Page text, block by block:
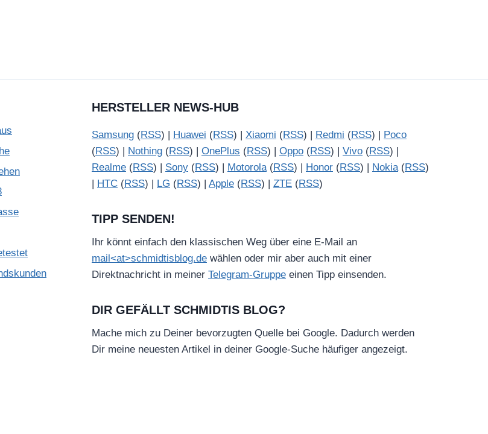
HERSTELLER NEWS-HUB
Samsung (RSS) | Huawei (RSS) | Xiaomi (RSS) | Redmi (RSS) | Poco
(RSS) | Nothing (RSS) | OnePlus (RSS) | Oppo (RSS) | Vivo (RSS) |
Realme (RSS) | Sony (RSS) | Motorola(RSS) | Honor (RSS) | Nokia(RSS)
| HTC (RSS) | LG (RSS) | Apple (RSS) | ZTE (RSS)
TIPP SENDEN!
Ihr könnt einfach den klassischen Weg über eine E-Mail an
mail<at>schmidtisblog.de wählen oder mir aber auch mit einer
Direktnachricht in meiner Telegram-Gruppe einen Tipp einsenden.
DIR GEFÄLLT SCHMIDTIS BLOG?
Mache mich zu Deiner bevorzugten Quelle bei Google. Dadurch werden
Dir meine neuesten Artikel in deiner Google-Suche häufiger angezeigt.